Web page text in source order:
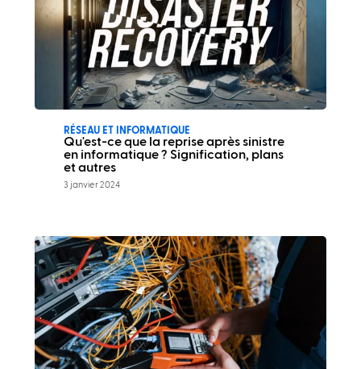
RÉSEAU ET INFORMATIQUE
Qu'est-ce que la reprise après sinistre
en informatique ? Signification, plans
et autres
3 janvier 2024